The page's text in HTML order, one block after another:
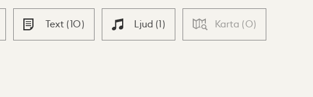
Text (10) Ljud (1) Karta (0)